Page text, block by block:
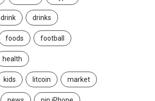
drink drinks
foods football
health
kids litcoin market